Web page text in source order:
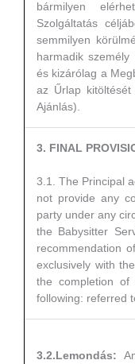
bármilyen
Szolgáltatás
semmilyen
harmadik
és kizárólag a
az Űrlap kitöltését
Ajánlás).
3. FINAL
3.1. The Principal
not provide any
party under any
the Babysitter
recommendation
exclusively with
the completion
following: referred
3.2.Lemondás: